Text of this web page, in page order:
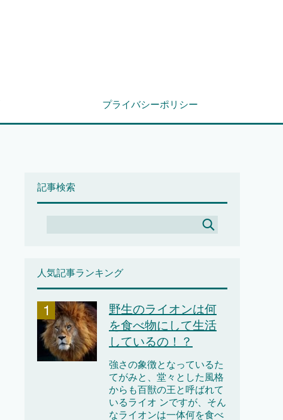
プライバシーポリシー
記事検索
人気記事ランキング
野生のライオンは何
を食べ物にして生活
しているの！？
強さの象徴となっているた
てがみと、堂々とした風格
からも百獣の王と呼ばれて
いるライオ ンですが、そん
なライオンは一体何を食べ